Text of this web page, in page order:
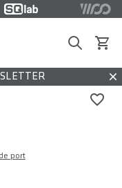
SearchVoir
port